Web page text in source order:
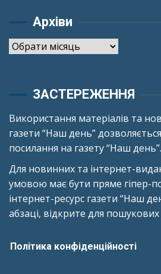
Архіви
Архіви
ЗАСТЕРЕЖЕННЯ
Використання матеріалів та
газети “Наш день”
посилання на газету “Наш день”.
Для новинних та інтернет-
умовою має бути пряме гіпер-
інтернет-ресурс газети “Наш
абзаці, відкрите для пошукових
Політика конфіденційності